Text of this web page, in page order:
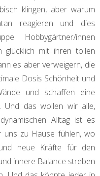
klingen, aber warum
reagieren und dies
Hobbygärtner/innen
glücklich mit ihren tollen
es aber verweigern, die
Dosis Schönheit und
und schaffen eine
Und das wollen wir alle,
Alltag ist es
uns zu Hause fühlen, wo
neue Kräfte für den
innere Balance streben